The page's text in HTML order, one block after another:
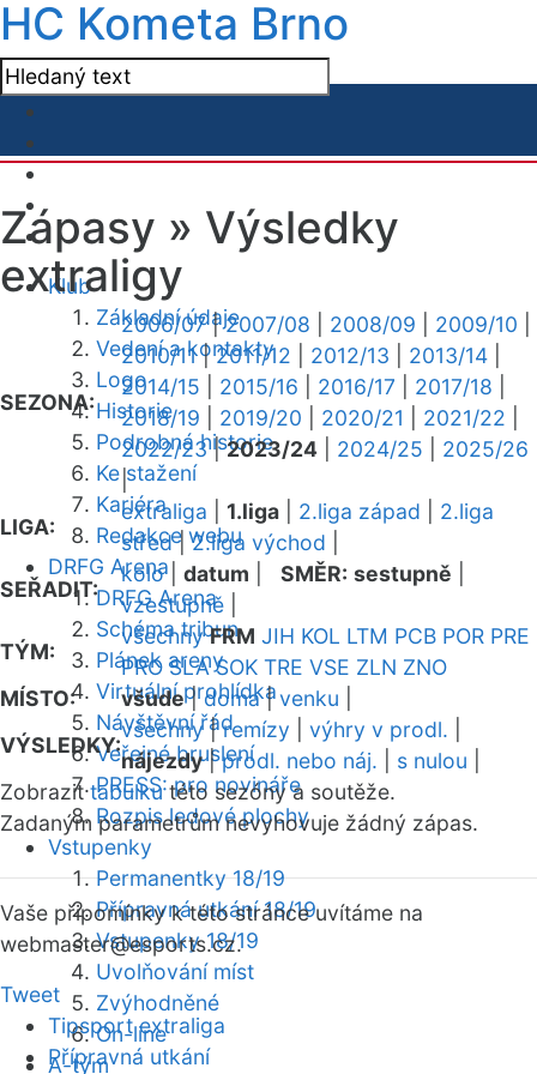
HC Kometa Brno
Klub
Základní údaje
Vedení a kontakty
Logo
Historie
Podrobná historie
Ke stažení
Kariéra
Redakce webu
DRFG Arena
DRFG Arena
Schéma tribun
Plánek areny
Virtuální prohlídka
Návštěvní řád
Veřejné bruslení
PRESS: pro novináře
Rozpis ledové plochy
Vstupenky
Permanentky 18/19
Přípravná utkání 18/19
Vstupenky 18/19
Uvolňování míst
Zvýhodněné
On-line
A-tým
Zápasy » Výsledky
extraligy
SEZONA:
2006/07|2007/08 2008/09 2009/10
2010/11|2011/12 2012/13 2013/14
2014/15
2015/16 2016/17 2017/18
2018/19
2019/20 2020/21 2021/22
2022/23|2023/24 2024/25
2025/26
|
LIGA:
extraliga 1.liga 2.liga západ
2.liga
střed|2.liga východ
SEŘADIT:
kolo| datum SMĚR: sestupně
vzestupně
TÝM:
všechny FRM JIH KOL LTM PCB POR PRE
PRO SLA SOK TRE VSE ZLN ZNO
MÍSTO:
všude|doma|venku
VÝSLEDKY:
všechny|remízy výhry v prodl.
nájezdy|prodl. nebo náj. s nulou
Zobrazittabulkutéto sezóny a soutěže.
Zadaným parametrům nevyhovuje žádný zápas.
Vaše připomínky k této stránce uvítáme na
webmaster@esports.cz.
Tweet
Tipsport extraliga
Přípravná utkání